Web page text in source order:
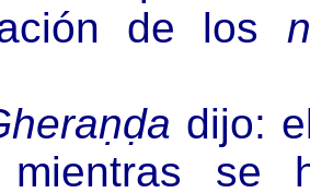
de los
dijo:
mientras se